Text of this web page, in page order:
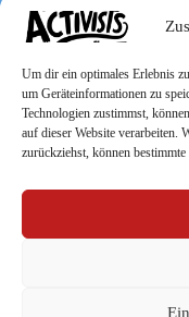
Um dir ein optimales Erlebnis
um Geräteinformationen zu
Technologien zustimmst,
auf dieser Website verarbeiten.
zurückziehst, können
Werde Teil